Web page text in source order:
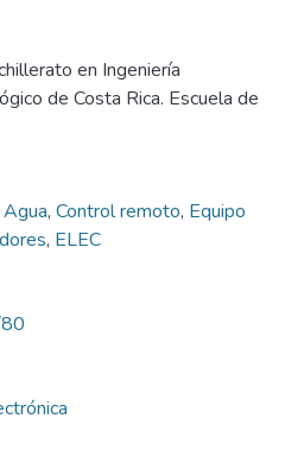
en Ingeniería
de Costa Rica. Escuela de
Agua, Control remoto, Equipo
, ELEC